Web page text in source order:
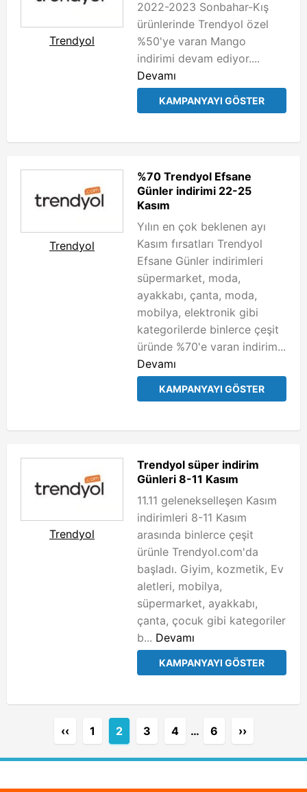
Trendyol
2022-2023 Sonbahar-Kış
ürünlerinde Trendyol özel
%50'ye varan Mango
indirimi devam ediyor....
Devamı
KAMPANYAYI GÖSTER
Trendyol
%70 Trendyol Efsane
Günler indirimi 22-25
Kasım
Yılın en çok beklenen ayı
Kasım fırsatları Trendyol
Efsane Günler indirimleri
süpermarket, moda,
ayakkabı, çanta, moda,
mobilya, elektronik gibi
kategorilerde binlerce çeşit
üründe %70'e varan indirim...
Devamı
KAMPANYAYI GÖSTER
Trendyol
Trendyol süper indirim
Günleri 8-11 Kasım
11.11 gelenekselleşen Kasım
indirimleri 8-11 Kasım
arasında binlerce çeşit
ürünle Trendyol.com'da
başladı. Giyim, kozmetik, Ev
aletleri, mobilya,
süpermarket, ayakkabı,
çanta, çocuk gibi kategoriler
b... Devamı
KAMPANYAYI GÖSTER
‹‹ 1 2 3 4 … 6 ››